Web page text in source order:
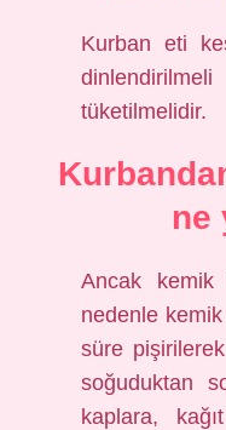
Kurban eti
tüketilmelidir.
ne
Ancak
nedenle
süre
soğuduktan
kaplara,